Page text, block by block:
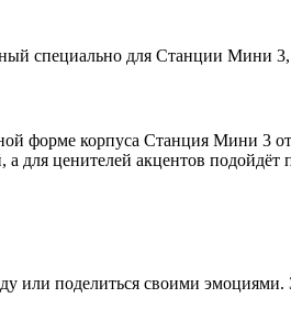
специально для Станции Мини 3,
форме корпуса Станция Мини 3
для ценителей акцентов подойдёт
или поделиться своими